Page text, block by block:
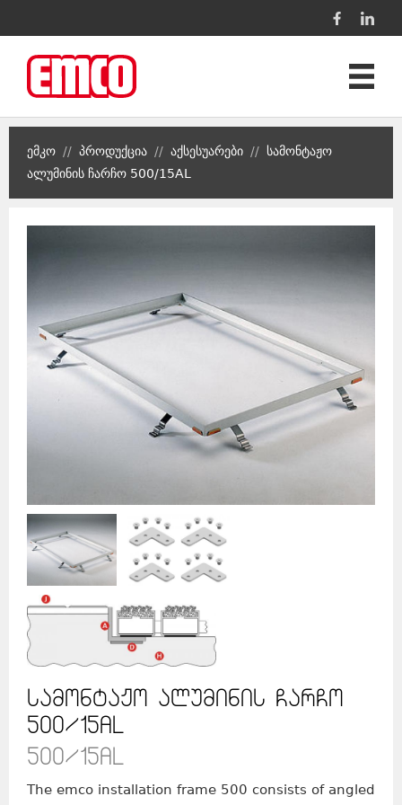
ემკო // პროდუქცია // აქსესუარები // სამონტაჟო
ალუმინის ჩარჩო 500/15AL
სამონტაჟო ალუმინის ჩარჩო
500/15AL
500/15AL
The emco installation frame 500 consists of angled
პროექტები